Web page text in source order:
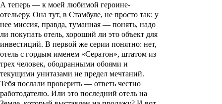
А теперь — к моей любимой героине-
отельеру. Она тут, в Стамбуле, не просто так: у
нее миссия, правда, туманная — понять, надо
ли покупать отель, хороший ли это объект для
инвестиций. В первой же серии понятно: нет,
отель с гордым именем «Сератон», штатом из
трех человек, ободранными обоями и
текущими унитазами не предел мечтаний.
Тебя послали проверить — ответь честно
работодателю. Или это последний отель на